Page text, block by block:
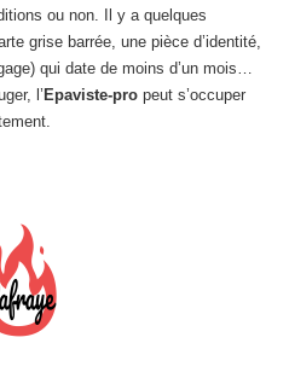
ou non. Il y a quelques
grise barrée, une pièce d’identité,
qui date de moins d’un mois…
l’ Epaviste-pro peut s’occuper